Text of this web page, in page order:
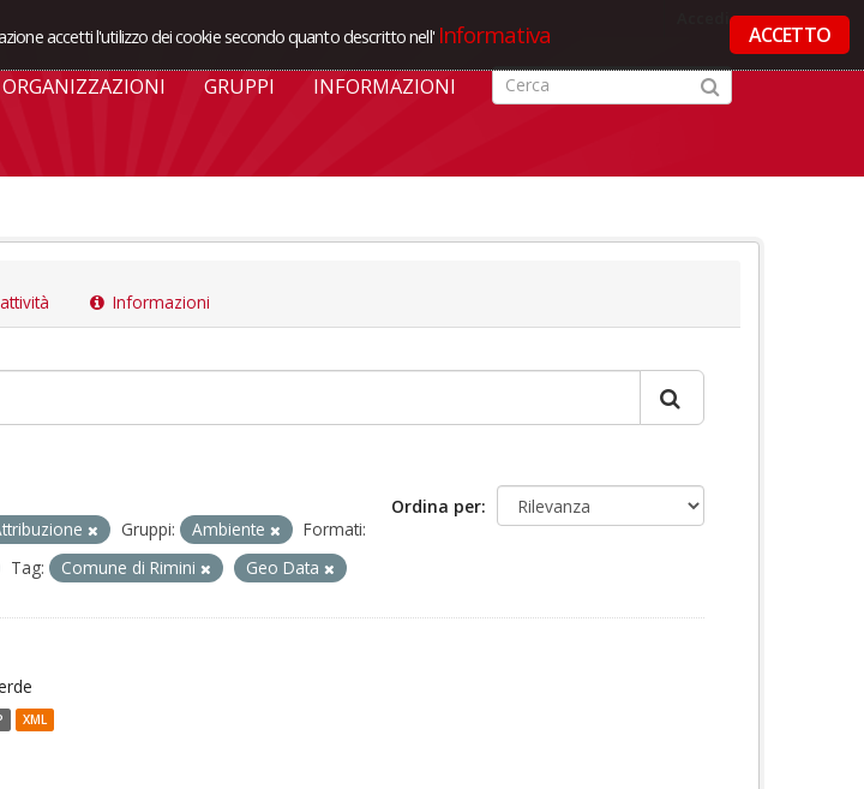
accetti l'utilizzo dei cookie secondo quanto descritto nell' Informativa ACCETTO
ORGANIZZAZIONI GRUPPI INFORMAZIONI
Informazioni
Ordina per
Gruppi: Ambiente
Formati:
Tag: Comune di Rimini Geo Data
XML